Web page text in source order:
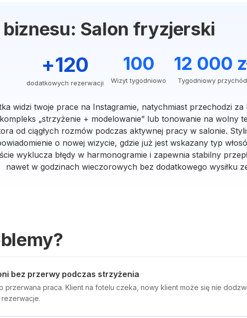
biznesu: Salon fryzjerski
+120
dodatkowych rezerwacji
100
Wizyt tygodniowo
12 000
Tygodniowy przychód
widzi twoje prace na Instagramie, natychmiast przechodzi za
„strzyżenie + modelowanie” lub tonowanie na wolny
od ciągłych rozmów podczas aktywnej pracy w salonie.
o nowej wizycie, gdzie już jest wskazany typ
wyklucza błędy w harmonogramie i zapewnia stabilny
nawet w godzinach wieczorowych bez dodatkowego wysiłku
bez przerwy podczas strzyżenia
przerwana praca. Klient na fotelu czeka, nowy klient może się nie